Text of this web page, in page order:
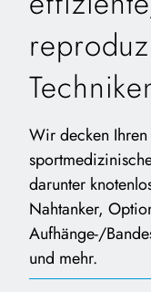
Wir decken
darunter
Nahtanker,
Aufhänge-/
und mehr.